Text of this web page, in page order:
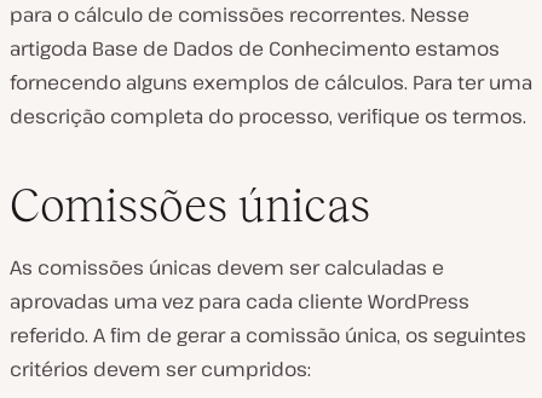
para o cálculo de comissões recorrentes. Nesse
artigoda Base de Dados de Conhecimento estamos
fornecendo alguns exemplos de cálculos. Para ter uma
descrição completa do processo, verifique os termos.
Comissões únicas
As comissões únicas devem ser calculadas e
aprovadas uma vez para cada cliente WordPress
referido. A fim de gerar a comissão única, os seguintes
critérios devem ser cumpridos: